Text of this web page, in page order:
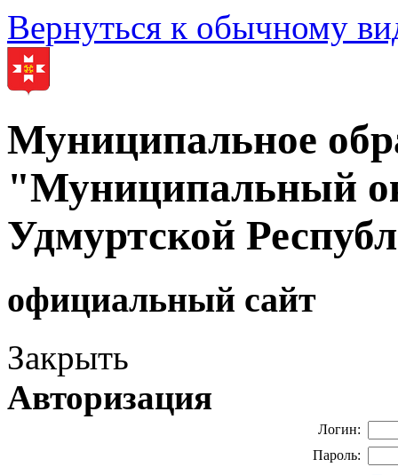
Вернуться к обычному
Муниципальное
"Муниципальный
Удмуртской
официальный сайт
Закрыть
Авторизация
Логин:
Пароль: